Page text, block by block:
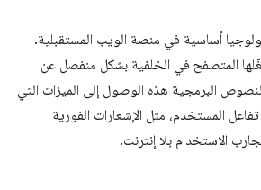
أساسية في منصة الويب المستقبلية.
المتصفح في الخلفية بشكل منفصل عن
البرمجية هذه الوصول إلى الميزات التي
المستخدم، مثل الإشعارات الفورية
الاستخدام بلا إنترنت.